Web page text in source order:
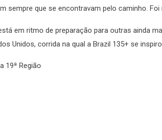
sempre que se encontravam pelo caminho. Foi
em ritmo de preparação para outras ainda
Unidos, corrida na qual a Brazil 135+ se
19ª Região